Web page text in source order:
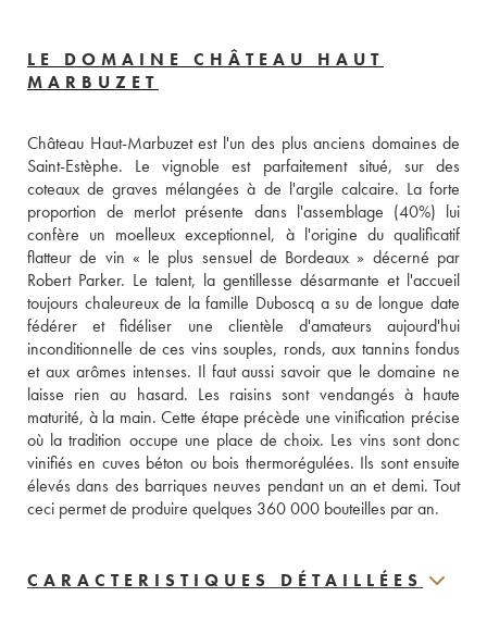
LE DOMAINE CHÂTEAU HAUT
MARBUZET
Château Haut-Marbuzet est l'un des plus anciens domaines de
Saint-Estèphe. Le vignoble est parfaitement situé, sur des
coteaux de graves mélangées à de l'argile calcaire. La forte
proportion de merlot présente dans l'assemblage (40%) lui
confère un moelleux exceptionnel, à l'origine du qualificatif
flatteur de vin « le plus sensuel de Bordeaux » décerné par
Robert Parker. Le talent, la gentillesse désarmante et l'accueil
toujours chaleureux de la famille Duboscq a su de longue date
fédérer et fidéliser une clientèle d'amateurs aujourd'hui
inconditionnelle de ces vins souples, ronds, aux tannins fondus
et aux arômes intenses. Il faut aussi savoir que le domaine ne
laisse rien au hasard. Les raisins sont vendangés à haute
maturité, à la main. Cette étape précède une vinification précise
où la tradition occupe une place de choix. Les vins sont donc
vinifiés en cuves béton ou bois thermorégulées. Ils sont ensuite
élevés dans des barriques neuves pendant un an et demi. Tout
ceci permet de produire quelques 360 000 bouteilles par an.
CARACTERISTIQUES DÉTAILLÉES